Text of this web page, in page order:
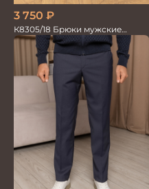
3 750 ₽
К8305/18 Брюки мужские
т.синие